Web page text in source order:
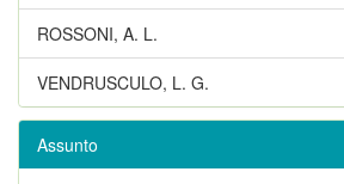
ROSSONI, A. L.
VENDRUSCULO, L. G.
Assunto